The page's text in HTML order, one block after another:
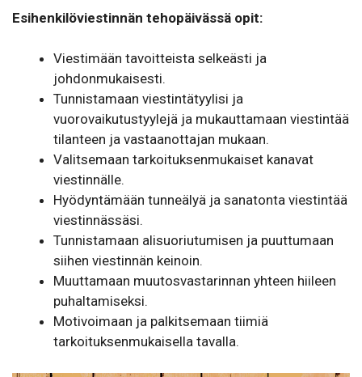
Esihenkilöviestinnän tehopäivässä opit:
Viestimään tavoitteista selkeästi ja
johdonmukaisesti.
Tunnistamaan viestintätyylisi ja
vuorovaikutustyylejä ja mukauttamaan viestintää
tilanteen ja vastaanottajan mukaan.
Valitsemaan tarkoituksenmukaiset kanavat
viestinnälle.
Hyödyntämään tunneälyä ja sanatonta viestintää
viestinnässäsi.
Tunnistamaan alisuoriutumisen ja puuttumaan
siihen viestinnän keinoin.
Muuttamaan muutosvastarinnan yhteen hiileen
puhaltamiseksi.
Motivoimaan ja palkitsemaan tiimiä
tarkoituksenmukaisella tavalla.